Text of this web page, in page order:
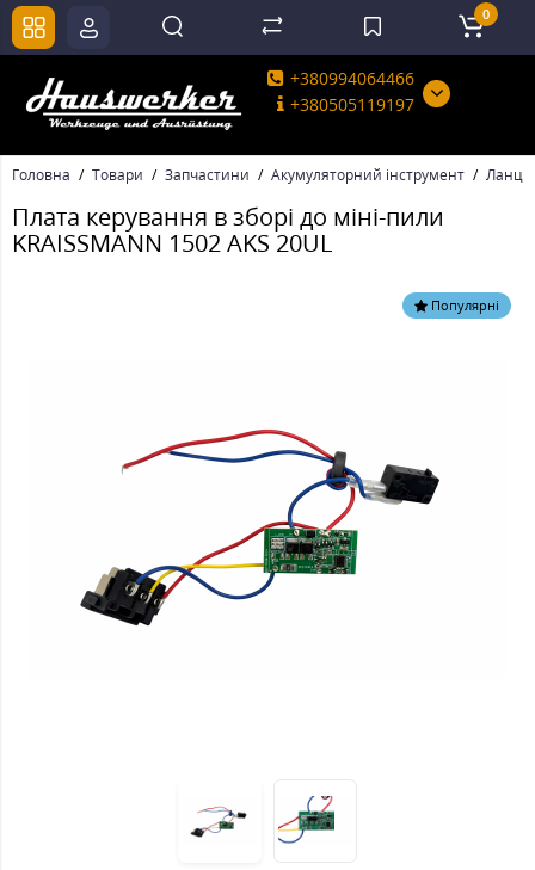
+380994064466
+380505119197
0
Головна Товари Запчастини Акумуляторний інструмент
Плата керування в зборі до міні-пили
KRAISSMANN 1502 AKS 20UL
Популярні